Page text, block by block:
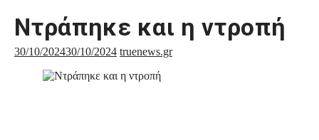
Ντράπηκε και η ντροπή
30/10/202430/10/2024 truenews.gr